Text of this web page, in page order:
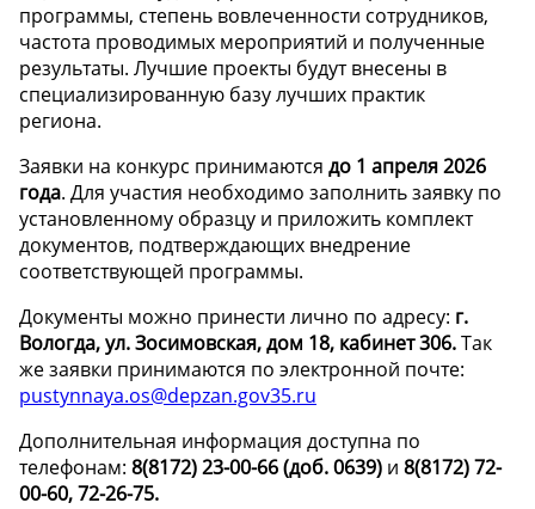
программы, степень вовлеченности сотрудников,
частота проводимых мероприятий и полученные
результаты. Лучшие проекты будут внесены в
специализированную базу лучших практик
региона.
Заявки на конкурс принимаются до 1 апреля 2026
года. Для участия необходимо заполнить заявку по
установленному образцу и приложить комплект
документов, подтверждающих внедрение
соответствующей программы.
Документы можно принести лично по адресу: г.
Вологда, ул. Зосимовская, дом 18, кабинет 306.Так
же заявки принимаются по электронной почте:
pustynnaya.os@depzan.gov35.ru
Дополнительная информация доступна по
телефонам: 8(8172) 23-00-66 (доб. 0639) и 8(8172) 72-
00-60, 72-26-75.